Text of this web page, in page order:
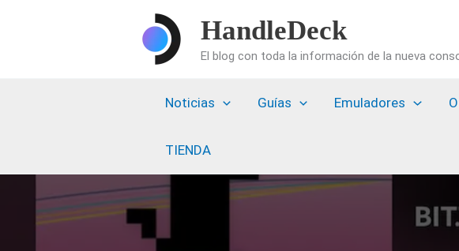
HandleDeck
El blog con toda la información de la nueva
Noticias Guías Emuladores
TIENDA